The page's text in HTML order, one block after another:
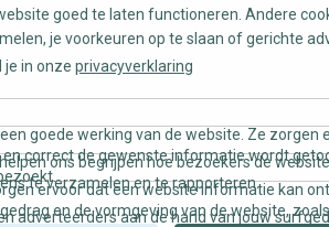
goed te laten functioneren. Andere
je voorkeuren op te slaan of gerichte
in onze privacyverklaring
goede werking van de website. Ze zorgen
en correct de gewenste informatie wordt
ons begrijpen hoe bezoekers de
te verzamelen en te rapporteren.
ervoor dat een website informatie kan
en de vormgeving van de website,
adverteerders aan de hand van jouw